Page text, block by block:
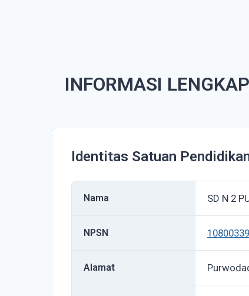
INFORMASI
Identitas Satuan
Nama SD N 2
NPSN 10800339
Alamat